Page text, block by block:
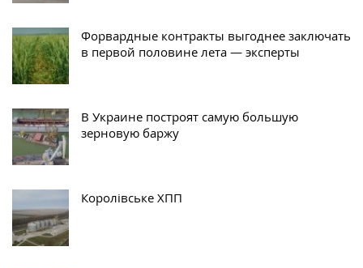
Форвардные контракты выгоднее заключать
в первой половине лета — эксперты
В Украине построят самую большую
зерновую баржу
Королівське ХПП